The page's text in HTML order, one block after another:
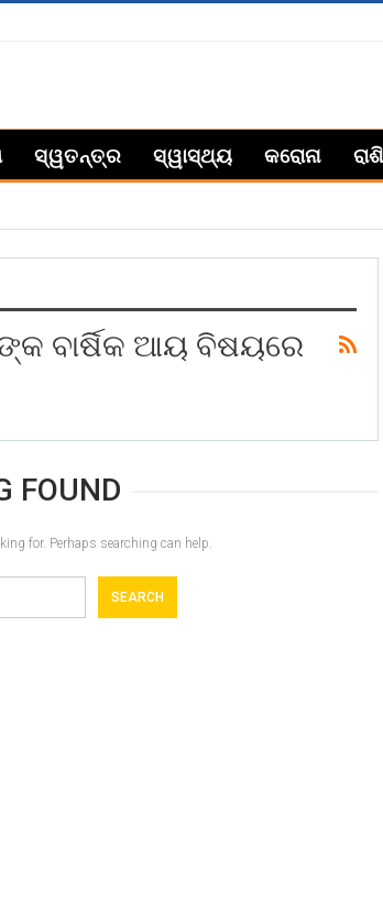
ସ୍ୱତନ୍ତ୍ର ସ୍ୱାସ୍ଥ୍ୟ କରୋନା
ବାର୍ଷିକ ଆୟ ବିଷୟରେ
FOUND
for. Perhaps searching can help.